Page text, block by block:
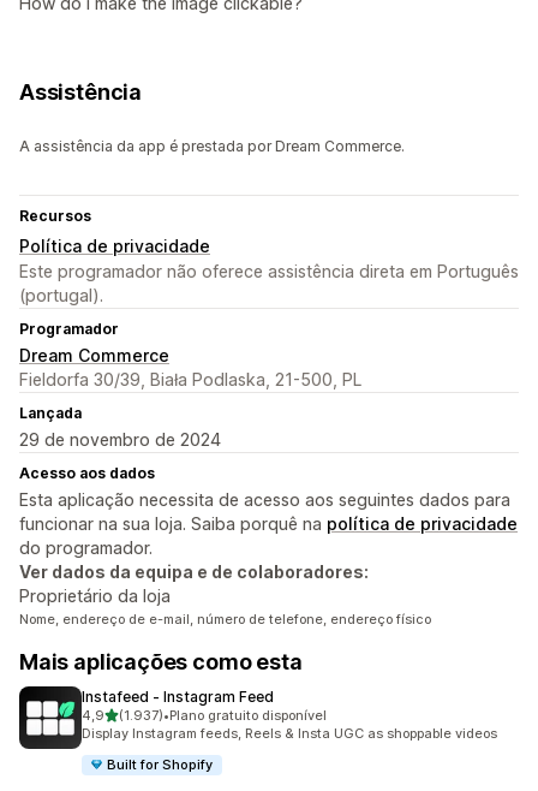
Assistência
A assistência da app é prestada por Dream Commerce.
Recursos
Política de privacidade
Este programador não oferece assistência direta em Português
(portugal).
Programador
Dream Commerce
Fieldorfa 30/39, Biała Podlaska, 21-500, PL
Lançada
29 de novembro de 2024
Acesso aos dados
Esta aplicação necessita de acesso aos seguintes dados para
funcionar na sua loja. Saiba porquê na política de privacidade
do programador.
Ver dados da equipa e de colaboradores:
Proprietário da loja
Nome, endereço de e-mail, número de telefone, endereço físico
Mais aplicações como esta
Instafeed ‑ Instagram Feed
4,9de 5 estrelas
(1.937)
1937 total de avaliações
•Plano gratuito disponível
Display Instagram feeds, Reels & Insta UGC as shoppable videos
Built for Shopify